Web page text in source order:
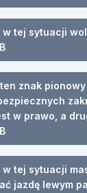
w tej sytuacji
znak
w prawo, a
w tej sytuacji
jazdę lewym